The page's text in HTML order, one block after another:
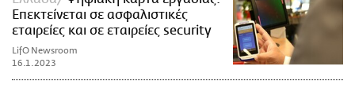
Επεκτείνεται σε ασφαλιστικές
εταιρείες και σε εταιρείες security
LifO Newsroom
16.1.2023